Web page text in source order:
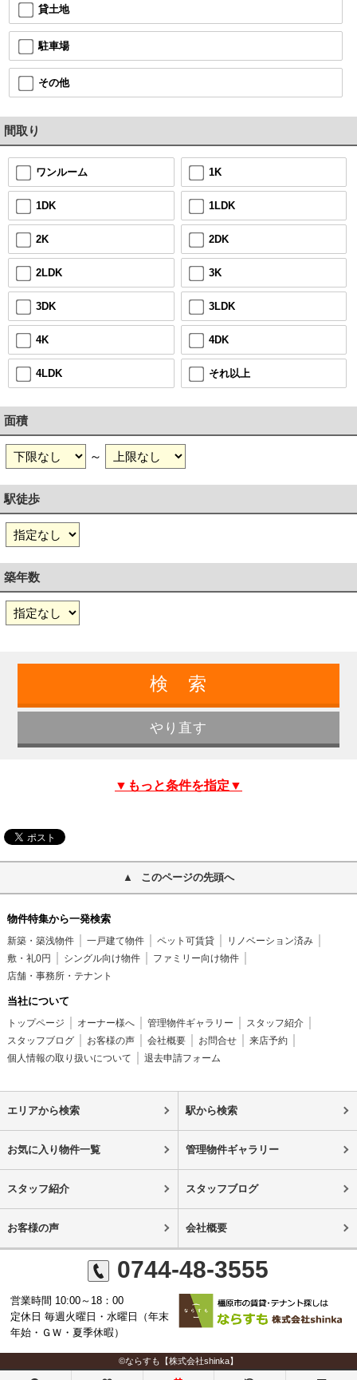
貸土地
駐車場
その他
間取り
ワンルーム 1K
1DK 1LDK
2K 2DK
2LDK 3K
3DK 3LDK
4K 4DK
4LDK それ以上
面積
～
駅徒歩
築年数
▼もっと条件を指定▼
このページの先頭へ
物件特集から一発検索
新築・築浅物件 一戸建て物件 ペット可賃貸
リノベーション済み
敷・礼0円
シングル向け物件
ファミリー向け物件
店舗・事務所・テナント
当社について
トップページ オーナー様へ 管理物件ギャラリー
スタッフ紹介
スタッフブログ
お客様の声 会社概要 お問合せ
来店予約
個人情報の取り扱いについて
退去申請フォーム
エリアから検索 駅から検索
お気に入り物件一覧 管理物件ギャラリー
スタッフ紹介 スタッフブログ
お客様の声 会社概要
0744-48-3555
営業時間 10:00～18：00
定休日 毎週火曜日・水曜日（年末
年始・ＧＷ・夏季休暇）
©ならすも【株式会社shinka】